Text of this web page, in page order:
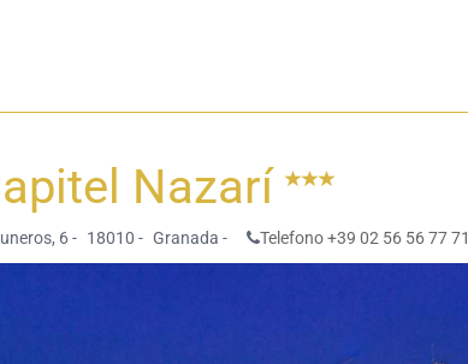
Nazarí
6 - 18010 - Granada - Telefono +39 02 56 56 77 71